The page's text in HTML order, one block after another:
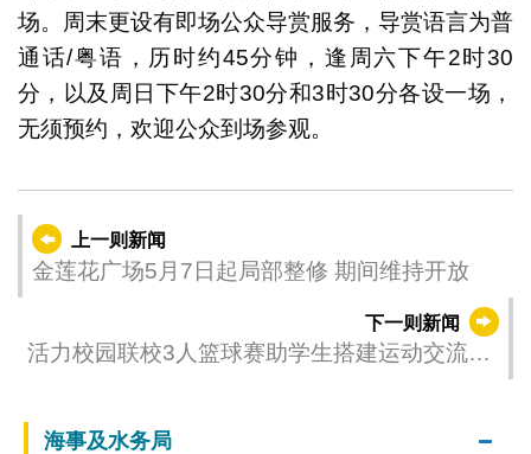
场。周末更设有即场公众导赏服务，导赏语言为普
通话/粤语，历时约45分钟，逢周六下午2时30
分，以及周日下午2时30分和3时30分各设一场，
无须预约，欢迎公众到场参观。
上一则新闻
金莲花广场5月7日起局部整修 期间维持开放
下一则新闻
活力校园联校3人篮球赛助学生搭建运动交流平
海事及水务局